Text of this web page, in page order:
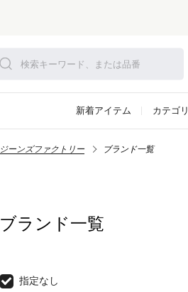
新着アイテム カテゴリ
ジーンズファクトリー ブランド一覧
ブランド一覧
指定なし